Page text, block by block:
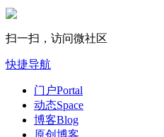
扫一扫，访问微社区
快捷导航
门户Portal
动态Space
博客Blog
原创博客